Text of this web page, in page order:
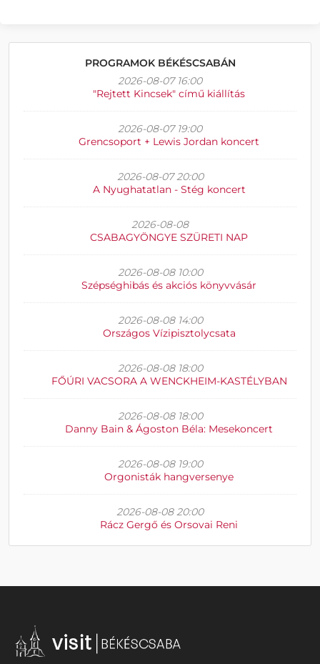
PROGRAMOK BÉKÉSCSABÁN
2026-08-07 16:00
"Rejtett Kincsek" című kiállítás
2026-08-07 19:00
Grencsoport + Lewis Jordan koncert
2026-08-07 20:00
A Nyughatatlan - Stég koncert
2026-08-08
CSABAGYÖNGYE SZÜRETI NAP
2026-08-08 10:00
Szépséghibás és akciós könyvvásár
2026-08-08 14:00
Országos Vízipisztolycsata
2026-08-08 18:00
FŐÚRI VACSORA A WENCKHEIM-KASTÉLYBAN
2026-08-08 18:00
Danny Bain & Ágoston Béla: Mesekoncert
2026-08-08 19:00
Orgonisták hangversenye
2026-08-08 20:00
Rácz Gergő és Orsovai Reni